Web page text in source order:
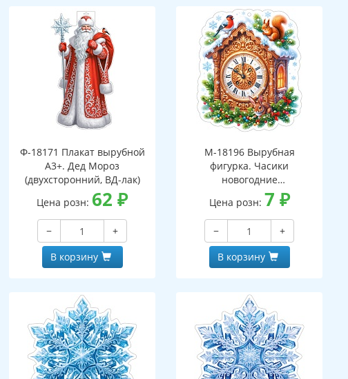
Ф-18171 Плакат вырубной
А3+. Дед Мороз
(двухсторонний, ВД-лак)
Цена розн: 62₽
−
+
В корзину
М-18196 Вырубная
фигурка. Часики
новогодние
(двухсторонняя, ВД-лак)
Цена розн: 7 ₽
−
+
В корзину